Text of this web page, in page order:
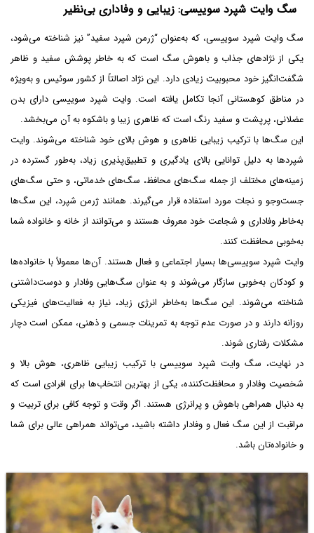
سگ وایت شپرد سوییسی: زیبایی و وفاداری بی‌نظیر
سگ وایت شپرد سوییسی، که به‌عنوان “ژرمن شپرد سفید” نیز شناخته می‌شود،
یکی از نژادهای جذاب و باهوش سگ است که به خاطر پوشش سفید و ظاهر
شگفت‌انگیز خود محبوبیت زیادی دارد. این نژاد اصالتاً از کشور سوئیس و به‌ویژه
در مناطق کوهستانی آنجا تکامل یافته است. وایت شپرد سوییسی دارای بدن
عضلانی، پرپشت و سفید رنگ است که ظاهری زیبا و باشکوه به آن می‌بخشد.
این سگ‌ها با ترکیب زیبایی ظاهری و هوش بالای خود شناخته می‌شوند. وایت
شپردها به دلیل توانایی بالای یادگیری و تطبیق‌پذیری زیاد، به‌طور گسترده در
زمینه‌های مختلف از جمله سگ‌های محافظ، سگ‌های خدماتی، و حتی سگ‌های
جست‌وجو و نجات مورد استفاده قرار می‌گیرند. همانند ژرمن شپرد، این سگ‌ها
به‌خاطر وفاداری و شجاعت خود معروف هستند و می‌توانند از خانه و خانواده شما
به‌خوبی محافظت کنند.
وایت شپرد سوییسی‌ها بسیار اجتماعی و فعال هستند. آن‌ها معمولاً با خانواده‌ها
و کودکان به‌خوبی سازگار می‌شوند و به عنوان سگ‌هایی وفادار و دوست‌داشتنی
شناخته می‌شوند. این سگ‌ها به‌خاطر انرژی زیاد، نیاز به فعالیت‌های فیزیکی
روزانه دارند و در صورت عدم توجه به تمرینات جسمی و ذهنی، ممکن است دچار
مشکلات رفتاری شوند.
در نهایت، سگ وایت شپرد سوییسی با ترکیب زیبایی ظاهری، هوش بالا و
شخصیت وفادار و محافظت‌کننده، یکی از بهترین انتخاب‌ها برای افرادی است که
به دنبال همراهی باهوش و پرانرژی هستند. اگر وقت و توجه کافی برای تربیت و
مراقبت از این سگ فعال و وفادار داشته باشید، می‌تواند همراهی عالی برای شما
و خانواده‌تان باشد.